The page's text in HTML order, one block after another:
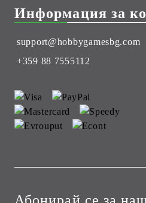
Информация за
support@hobbygamesbg.com
+359 88 7555112